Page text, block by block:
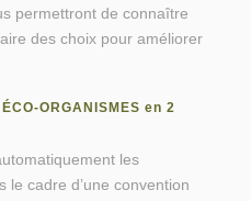
permettront de connaître
des choix pour améliorer
ORGANISMES en 2
les
le cadre d’une convention